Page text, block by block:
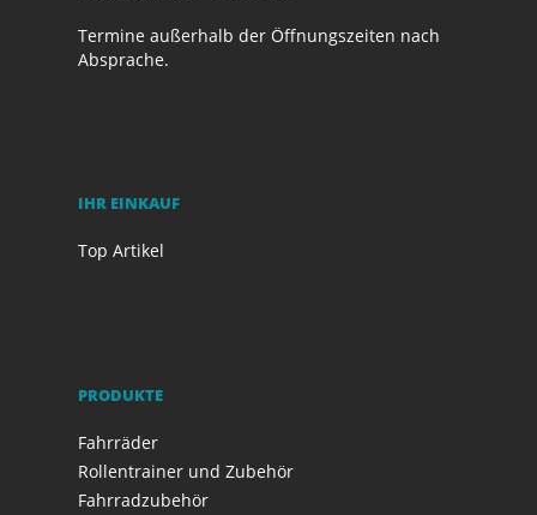
Termine außerhalb der Öffnungszeiten nach
Absprache.
IHR EINKAUF
Top Artikel
PRODUKTE
Fahrräder
Rollentrainer und Zubehör
Fahrradzubehör